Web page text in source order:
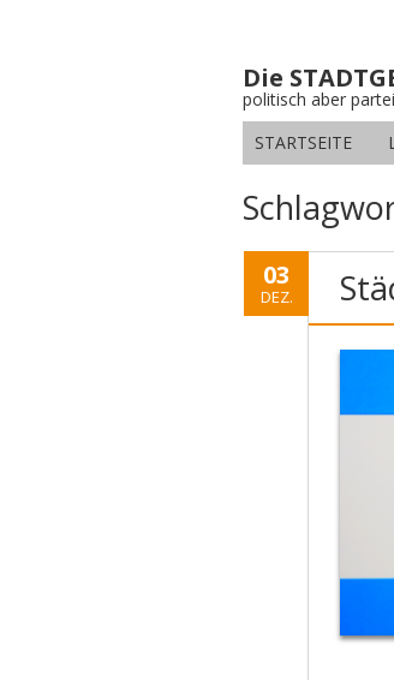
Die
politisch aber
STARTSEITE
03
DEZ.